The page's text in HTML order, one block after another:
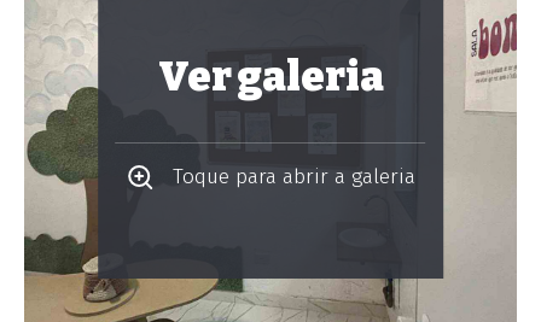
Ver galeria
Toque para abrir a galeria